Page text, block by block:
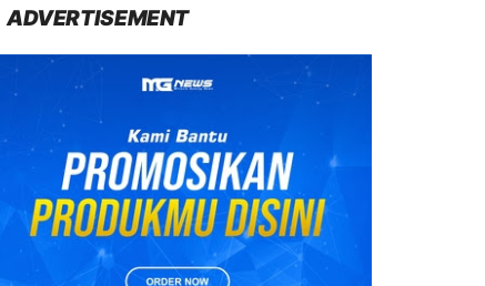
ADVERTISEMENT